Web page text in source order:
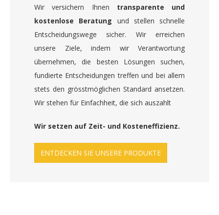
Wir versichern Ihnen transparente und
kostenlose Beratung und stellen schnelle
Entscheidungswege sicher. Wir erreichen
unsere Ziele, indem wir Verantwortung
übernehmen, die besten Lösungen suchen,
fundierte Entscheidungen treffen und bei allem
stets den grösstmöglichen Standard ansetzen.
Wir stehen für Einfachheit, die sich auszahlt
Wir setzen auf Zeit- und Kosteneffizienz.
ENTDECKEN SIE UNSERE PRODUKTE